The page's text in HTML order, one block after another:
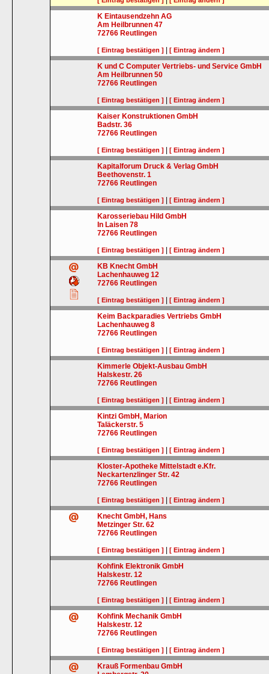
K Eintausendzehn AG
Am Heilbrunnen 47
72766 Reutlingen
[ Eintrag bestätigen ] |[ Eintrag ändern ]
K und C Computer Vertriebs- und Service GmbH
Am Heilbrunnen 50
72766 Reutlingen
[ Eintrag bestätigen ] |[ Eintrag ändern ]
Kaiser Konstruktionen GmbH
Badstr. 36
72766 Reutlingen
[ Eintrag bestätigen ] |[ Eintrag ändern ]
Kapitalforum Druck & Verlag GmbH
Beethovenstr. 1
72766 Reutlingen
[ Eintrag bestätigen ] |[ Eintrag ändern ]
Karosseriebau Hild GmbH
In Laisen 78
72766 Reutlingen
[ Eintrag bestätigen ] |[ Eintrag ändern ]
KB Knecht GmbH
Lachenhauweg 12
72766 Reutlingen
[ Eintrag bestätigen ] |[ Eintrag ändern ]
Keim Backparadies Vertriebs GmbH
Lachenhauweg 8
72766 Reutlingen
[ Eintrag bestätigen ] |[ Eintrag ändern ]
Kimmerle Objekt-Ausbau GmbH
Halskestr. 26
72766 Reutlingen
[ Eintrag bestätigen ] |[ Eintrag ändern ]
Kintzi GmbH, Marion
Taläckerstr. 5
72766 Reutlingen
[ Eintrag bestätigen ] |[ Eintrag ändern ]
Kloster-Apotheke Mittelstadt e.Kfr.
Neckartenzlinger Str. 42
72766 Reutlingen
[ Eintrag bestätigen ] |[ Eintrag ändern ]
Knecht GmbH, Hans
Metzinger Str. 62
72766 Reutlingen
[ Eintrag bestätigen ] |[ Eintrag ändern ]
Kohfink Elektronik GmbH
Halskestr. 12
72766 Reutlingen
[ Eintrag bestätigen ] |[ Eintrag ändern ]
Kohfink Mechanik GmbH
Halskestr. 12
72766 Reutlingen
[ Eintrag bestätigen ] |[ Eintrag ändern ]
Krauß Formenbau GmbH